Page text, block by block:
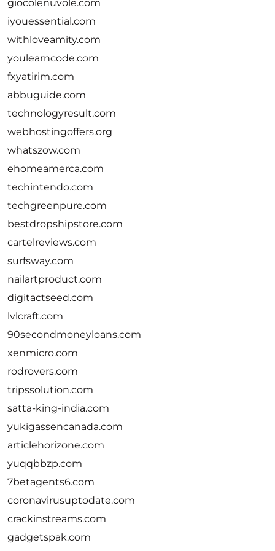
giocolenuvole.com
iyouessential.com
withloveamity.com
youlearncode.com
fxyatirim.com
abbuguide.com
technologyresult.com
webhostingoffers.org
whatszow.com
ehomeamerca.com
techintendo.com
techgreenpure.com
bestdropshipstore.com
cartelreviews.com
surfsway.com
nailartproduct.com
digitactseed.com
lvlcraft.com
90secondmoneyloans.com
xenmicro.com
rodrovers.com
tripssolution.com
satta-king-india.com
yukigassencanada.com
articlehorizone.com
yuqqbbzp.com
7betagents6.com
coronavirusuptodate.com
crackinstreams.com
gadgetspak.com